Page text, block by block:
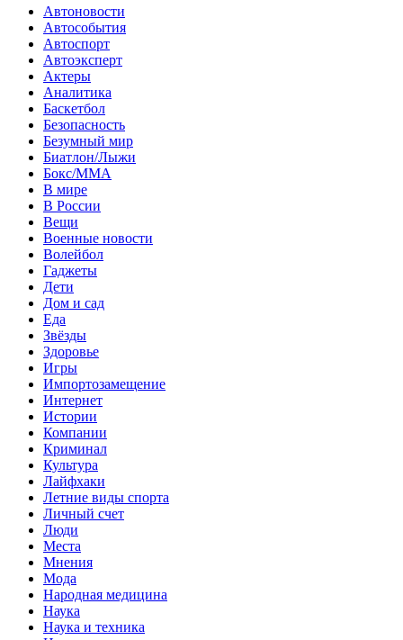
Автоновости
Автособытия
Автоспорт
Автоэксперт
Актеры
Аналитика
Баскетбол
Безопасность
Безумный мир
Биатлон/Лыжи
Бокс/MMA
В мире
В России
Вещи
Военные новости
Волейбол
Гаджеты
Дети
Дом и сад
Еда
Звёзды
Здоровье
Игры
Импортозамещение
Интернет
Истории
Компании
Криминал
Культура
Лайфхаки
Летние виды спорта
Личный счет
Люди
Места
Мнения
Мода
Народная медицина
Наука
Наука и техника